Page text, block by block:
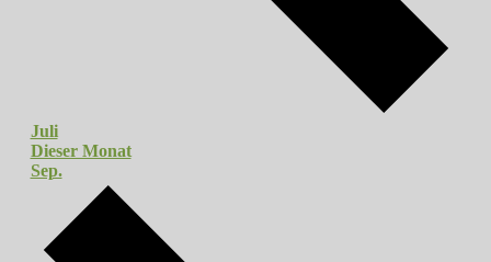
Juli
Dieser Monat
Sep.